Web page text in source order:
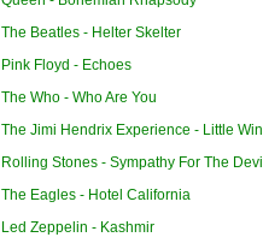
The Beatles - Helter Skelter
Pink Floyd - Echoes
The Who - Who Are You
The Jimi Hendrix Experience - Little
Rolling Stones - Sympathy For The
The Eagles - Hotel California
Led Zeppelin - Kashmir